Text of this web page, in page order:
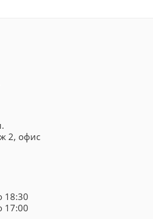
2, офис
18:30
17:00